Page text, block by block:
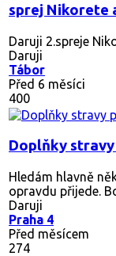
sprej Nikorete
Daruji 2.spreje
Daruji
Tábor
Před 6 měsíci
400
Doplňky stravy
Hledám hlavně
opravdu přijede.
Daruji
Praha 4
Před měsícem
274